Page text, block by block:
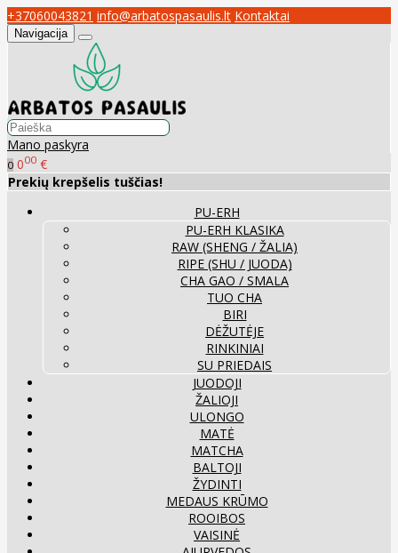
+37060043821 info@arbatospasaulis.lt Kontaktai
Navigacija
Mano paskyra
0 000 €
Prekių krepšelis tuščias!
PU-ERH
PU-ERH KLASIKA
RAW (SHENG / ŽALIA)
RIPE (SHU / JUODA)
CHA GAO / SMALA
TUO CHA
BIRI
DĖŽUTĖJE
RINKINIAI
SU PRIEDAIS
JUODOJI
ŽALIOJI
ULONGO
MATĖ
MATCHA
BALTOJI
ŽYDINTI
MEDAUS KRŪMO
ROOIBOS
VAISINĖ